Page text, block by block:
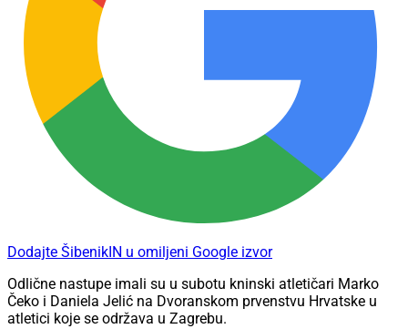
Dodajte ŠibenikIN u omiljeni Google izvor
Odlične nastupe imali su u subotu kninski atletičari Marko
Čeko i Daniela Jelić na Dvoranskom prvenstvu Hrvatske u
atletici koje se održava u Zagrebu.